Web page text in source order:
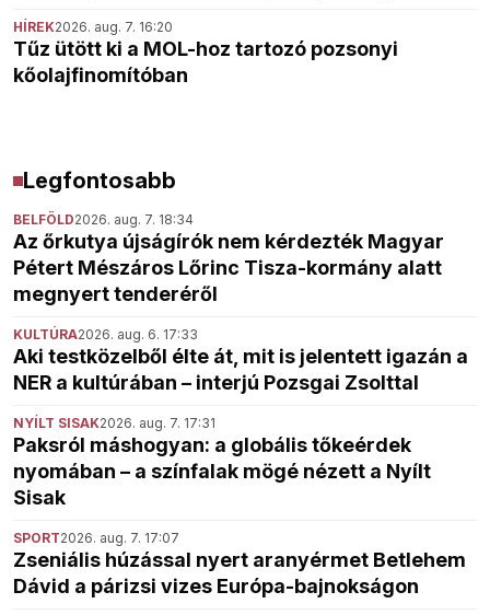
HÍREK2026. aug. 7. 16:20
Tűz ütött ki a MOL-hoz tartozó pozsonyi
kőolajfinomítóban
Legfontosabb
BELFÖLD2026. aug. 7. 18:34
Az őrkutya újságírók nem kérdezték Magyar
Pétert Mészáros Lőrinc Tisza-kormány alatt
megnyert tenderéről
KULTÚRA2026. aug. 6. 17:33
Aki testközelből élte át, mit is jelentett igazán a
NER a kultúrában – interjú Pozsgai Zsolttal
NYÍLT SISAK2026. aug. 7. 17:31
Paksról máshogyan: a globális tőkeérdek
nyomában – a színfalak mögé nézett a Nyílt
Sisak
SPORT2026. aug. 7. 17:07
Zseniális húzással nyert aranyérmet Betlehem
Dávid a párizsi vizes Európa-bajnokságon